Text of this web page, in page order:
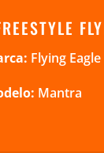
Flying Eagle
Mantra